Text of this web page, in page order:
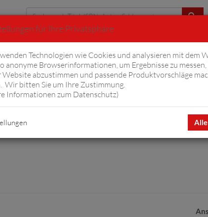
Erweiterte Suche
Fiftyfifty Hörbücher Komplizen
für Ihre Privatsphäre
Technologien wie Cookies und analysieren mit dem
anonyme Browserinformationen, um Ergebnisse zu
Website abzustimmen und passende Produktvorschläge
Wir bitten Sie um Ihre Zustimmung.
Informationen zum Datenschutz)